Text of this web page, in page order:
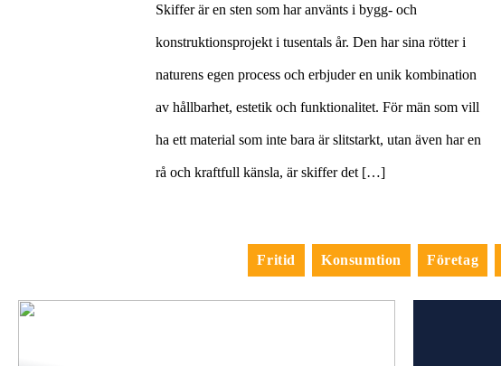
Skiffer är en sten som har använts i bygg- och
konstruktionsprojekt i tusentals år. Den har sina rötter i
naturens egen process och erbjuder en unik kombination
av hållbarhet, estetik och funktionalitet. För män som vill
ha ett material som inte bara är slitstarkt, utan även har en
rå och kraftfull känsla, är skiffer det […]
Fritid Konsumtion Företag